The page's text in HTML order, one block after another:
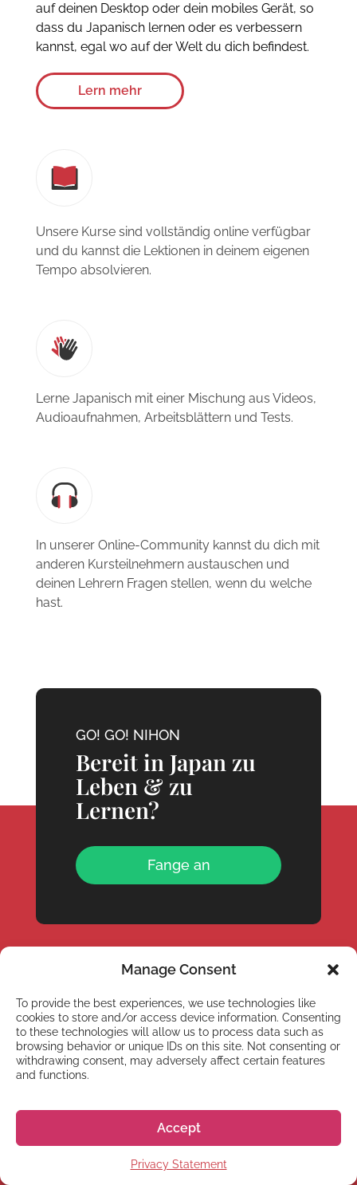
Manage Consent
To provide the best experiences, we use technologies like
cookies to store and/or access device information. Consenting
to these technologies will allow us to process data such as
browsing behavior or unique IDs on this site. Not consenting or
withdrawing consent, may adversely affect certain features
and functions.
Accept
Privacy Statement
auf deinen Desktop oder dein mobiles Gerät, so
dass du Japanisch lernen oder es verbessern
kannst, egal wo auf der Welt du dich befindest.
Lern mehr
Unsere Kurse sind vollständig online verfügbar
und du kannst die Lektionen in deinem eigenen
Tempo absolvieren.
Lerne Japanisch mit einer Mischung aus Videos,
Audioaufnahmen, Arbeitsblättern und Tests.
In unserer Online-Community kannst du dich mit
anderen Kursteilnehmern austauschen und
deinen Lehrern Fragen stellen, wenn du welche
hast.
GO! GO! NIHON
Bereit in Japan zu
Leben & zu
Lernen?
Fange an
Geschäftszeiten: 10:00 – 13:00 & 14:00 – 18:00
Japan Standard Time
Telefon:+81 50 5357 5358
Normalerweise benötigen wir 1 bis 3 Werktage,